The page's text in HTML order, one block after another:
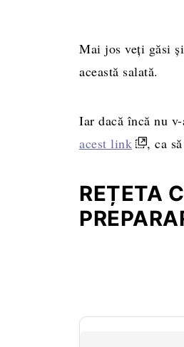
Mai jos veți găsi și
această salată.
Iar dacă încă nu
acest link
, ca
REȚETA